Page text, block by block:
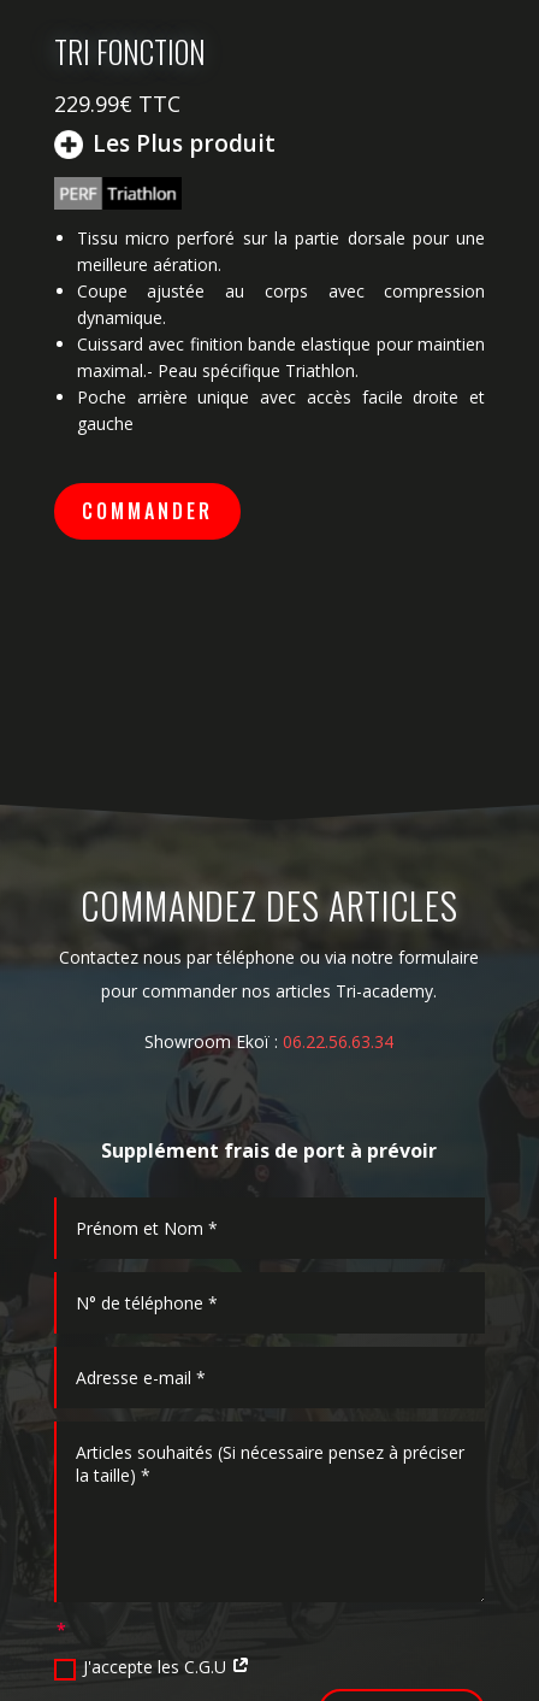
TRI FONCTION
229.99€ TTC
Les Plus produit
Tissu micro perforé sur la partie dorsale pour une
meilleure aération.
Coupe ajustée au corps avec compression
dynamique.
Cuissard avec finition bande elastique pour maintien
maximal.- Peau spécifique Triathlon.
Poche arrière unique avec accès facile droite et
gauche
COMMANDER
COMMANDEZ DES ARTICLES
Contactez nous par téléphone ou via notre formulaire
pour commander nos articles Tri-academy.
Showroom Ekoï :06.22.56.63.34
Supplément frais de port à prévoir
J'accepte les C.G.U